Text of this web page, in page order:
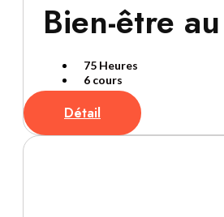
Bien-être
75 Heures
6 cours
Détail